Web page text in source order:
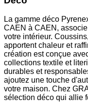
La gamme déco
CAEN à CAEN,
votre intérieur.
apportent chaleur et
création est conçue
collections textile et
durables et
ajoutez une touche
votre maison. Chez
sélection déco qui allie